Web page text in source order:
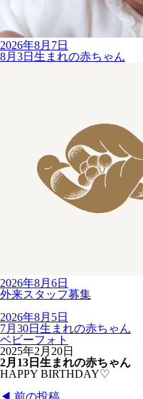
2026年8月7日
8月3日生まれの赤ちゃん
2026年8月6日
外来スタッフ募集
2026年8月5日
7月30日生まれの赤ちゃん
ベビーフォト
2025年2月20日
2月13日生まれの赤ちゃん
HAPPY BIRTHDAY♡
◀︎ 前の投稿